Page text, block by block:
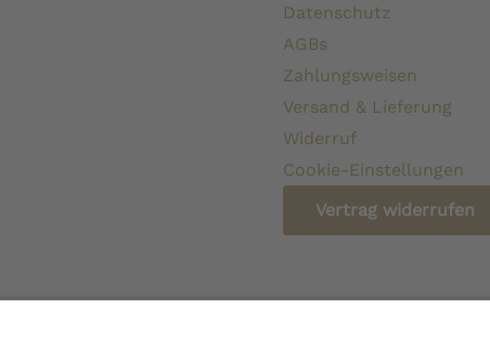
Datenschutz
AGBs
Zahlungsweisen
Versand & Lieferung
Widerruf
Cookie-Einstellungen
Vertrag widerrufen